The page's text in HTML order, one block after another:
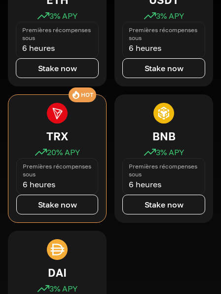
3% APY
Premières récompenses
sous
6 heures
Stake now
3% APY
Premières récompenses
sous
6 heures
Stake now
HOT
TRX
20% APY
Premières récompenses
sous
6 heures
Stake now
BNB
3% APY
Premières récompenses
sous
6 heures
Stake now
DAI
3% APY